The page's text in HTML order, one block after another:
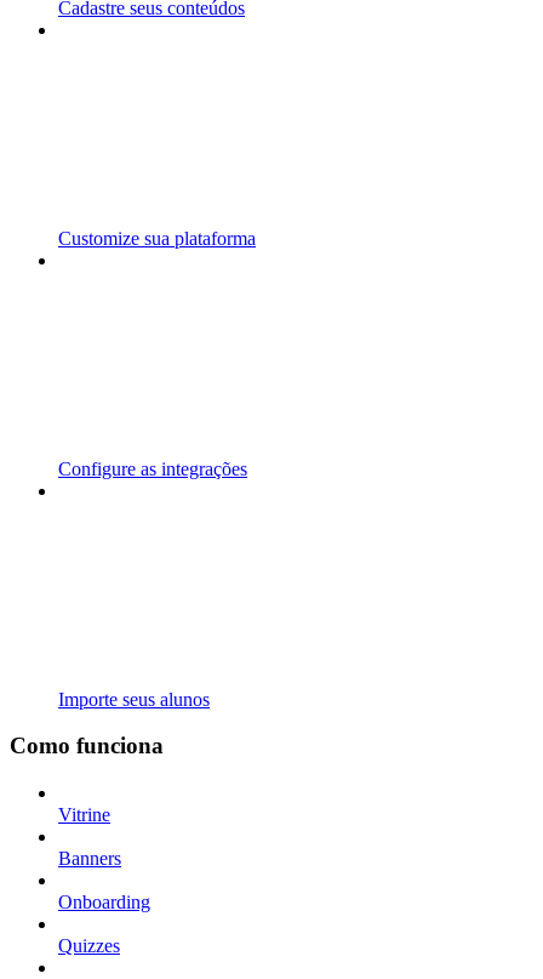
Cadastre seus conteúdos
Customize sua plataforma
Configure as integrações
Importe seus alunos
Como funciona
Vitrine
Banners
Onboarding
Quizzes